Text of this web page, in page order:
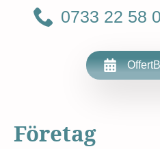
0733 22 58
Offert
Företag